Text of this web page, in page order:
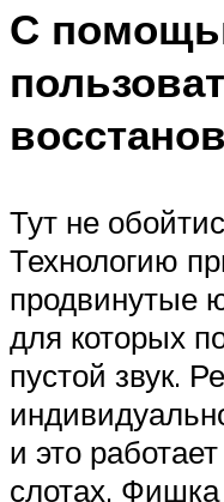
С
Тут не
Технологию
продвинутые
для которых
пустой звук.
и это
слотах.